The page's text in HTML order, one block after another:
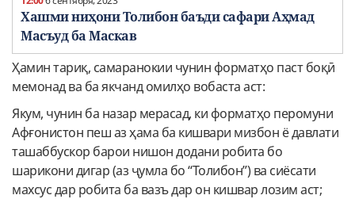
Хашми ниҳони Толибон баъди сафари Аҳмад
Масъуд ба Маскав
Ҳамин тариқ, самаранокии чунин форматҳо паст боқӣ
мемонад ва ба якчанд омилҳо вобаста аст:
Якум, чунин ба назар мерасад, ки форматҳо перомуни
Афғонистон пеш аз ҳама ба кишвари мизбон ё давлати
ташаббускор барои нишон додани робита бо
шарикони дигар (аз ҷумла бо “Толибон”) ва сиёсати
махсус дар робита ба вазъ дар он кишвар лозим аст;